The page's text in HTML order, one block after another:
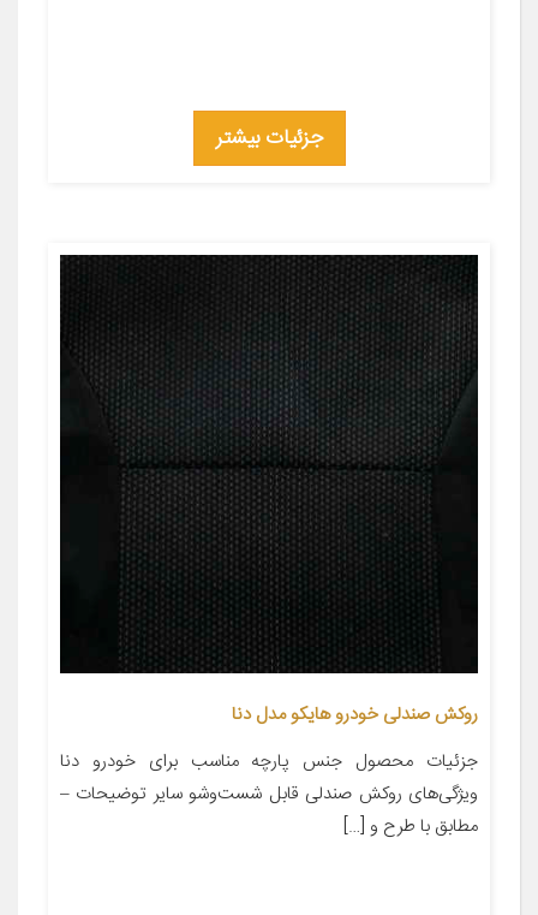
جزئیات بیشتر
روکش صندلی خودرو هایکو مدل دنا
جزئیات محصول جنس پارچه مناسب برای خودرو دنا
ویژگی‌های روکش صندلی قابل شست‌وشو سایر توضیحات –
مطابق با طرح و […]